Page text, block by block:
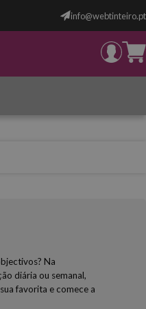
info@webtinteiro.pt
Na
diária ou semanal,
favorita e comece a